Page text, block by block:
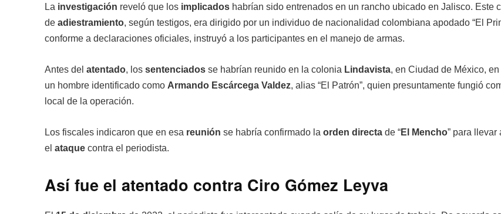
La investigación reveló que los implicados habrían sido entrenados en un rancho ubicado en Jalisco. Este
de adiestramiento, según testigos, era dirigido por un individuo de nacionalidad colombiana apodado “El
conforme a declaraciones oficiales, instruyó a los participantes en el manejo de armas.
Antes del atentado, los sentenciados se habrían reunido en la colonia Lindavista, en Ciudad de México,
un hombre identificado como Armando Escárcega Valdez, alias “El Patrón”, quien presuntamente fungió
local de la operación.
Los fiscales indicaron que en esa reunión se habría confirmado la orden directa de “El Mencho” para llevar
el ataque contra el periodista.
Así fue el atentado contra Ciro Gómez Leyva